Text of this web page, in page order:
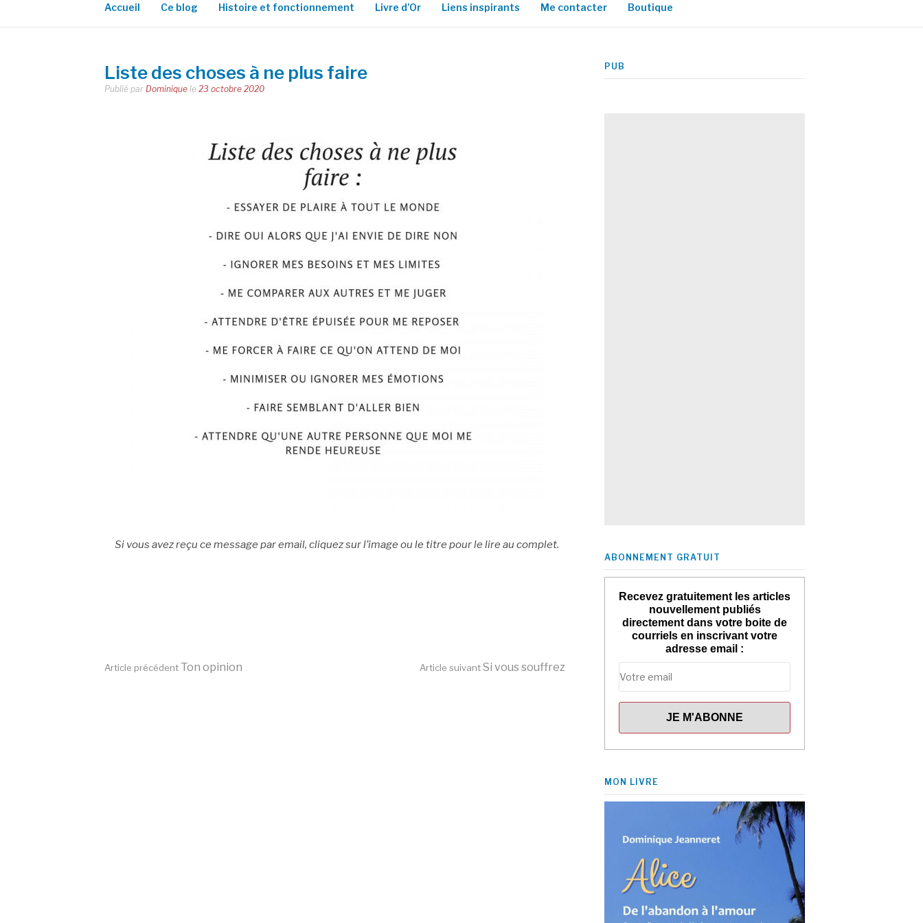
Accueil Ce blog Histoire et fonctionnement Livre d’Or Liens inspirants Me contacter Boutique
Liste des choses à ne plus faire
Publié par Dominique le 23 octobre 2020
Si vous avez reçu ce message par email, cliquez sur l’image ou le titre pour le lire au complet.
Lire
Article précédent Ton opinion Article suivantSi vous souffrez
PUB
ABONNEMENT GRATUIT
Recevez gratuitement les articles
nouvellement publiés
directement dans votre boite de
courriels en inscrivant votre
adresse email :
MON LIVRE